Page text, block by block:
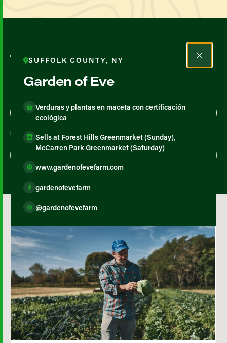
Todos los agricultores y
productores
Map View List View
SUFFOLK COUNTY, NY
Garden of Eve
Verduras y plantas en maceta con certificación
ecológica
Sells at Forest Hills Greenmarket (Sunday),
McCarren Park Greenmarket (Saturday)
www.gardenofevefarm.com
gardenofevefarm
@gardenofevefarm